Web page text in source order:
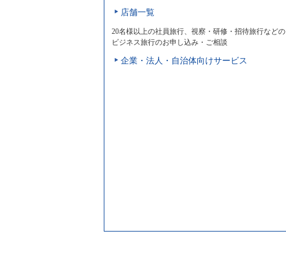
店舗一覧
20名様以上の社員旅行、視察・研修・招待旅行などの
ビジネス旅行のお申し込み・ご相談
企業・法人・自治体向けサービス